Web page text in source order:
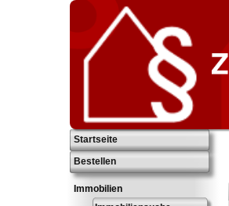
Startseite
Bestellen
Immobilien